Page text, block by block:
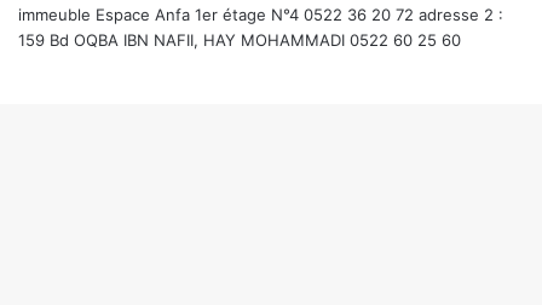
immeuble Espace Anfa 1er étage N°4 0522 36 20 72 adresse 2 :
159 Bd OQBA IBN NAFII, HAY MOHAMMADI 0522 60 25 60